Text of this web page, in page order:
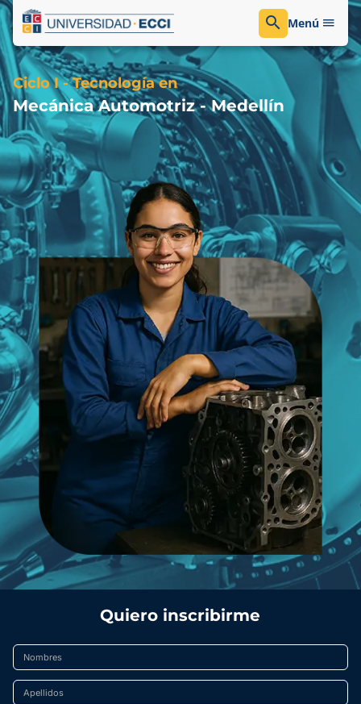
Menú
Ciclo I - Tecnología en
Mecánica Automotriz - Medellín
Quiero inscribirme